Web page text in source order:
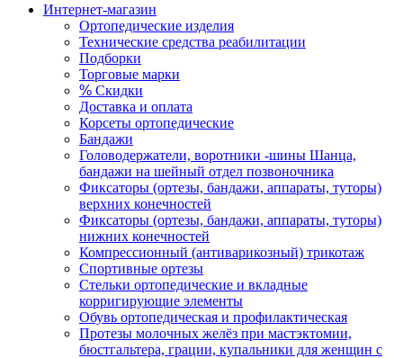
Интернет-магазин
Ортопедические изделия
Технические средства реабилитации
Подборки
Торговые марки
% Скидки
Доставка и оплата
Корсеты ортопедические
Бандажи
Головодержатели, воротники -шины Шанца,
бандажи на шейный отдел позвоночника
Фиксаторы (ортезы, бандажи, аппараты, туторы)
верхних конечностей
Фиксаторы (ортезы, бандажи, аппараты, туторы)
нижних конечностей
Компрессионный (антиварикозный) трикотаж
Спортивные ортезы
Стельки ортопедические и вкладные
корригирующие элементы
Обувь ортопедическая и профилактическая
Протезы молочных желёз при мастэктомии,
бюстгальтера, грации, купальники для женщин с